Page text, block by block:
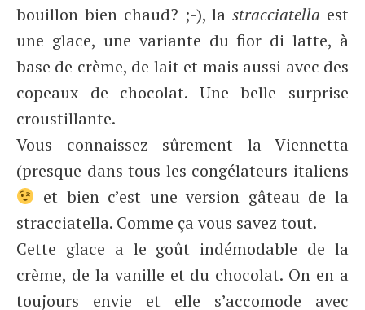
bouillon bien chaud? ;-), lastracciatella est
une glace, une variante du fior di latte, à
base de crème, de lait et mais aussi avec des
copeaux de chocolat. Une belle surprise
croustillante.
Vous connaissez sûrement la Viennetta
(presque dans tous les congélateurs italiens
et bien c’est une version gâteau de la
stracciatella. Comme ça vous savez tout.
Cette glace a le goût indémodable de la
crème, de la vanille et du chocolat. On en a
toujours envie et elle s’accomode avec